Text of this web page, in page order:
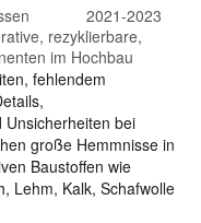
2021-2023
rezyklierbare,
im Hochbau
fehlendem
Unsicherheiten bei
große Hemmnisse in
Baustoffen wie
Lehm, Kalk, Schafwolle